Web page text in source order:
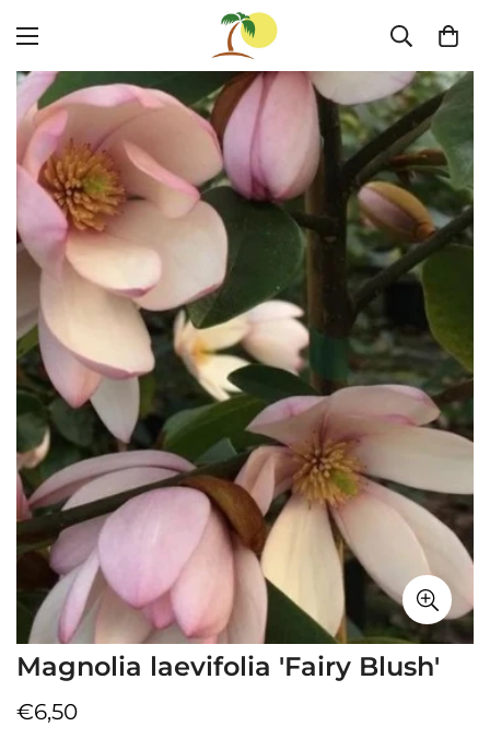
Magnolia laevifolia 'Fairy Blush'
Normale
€6,50